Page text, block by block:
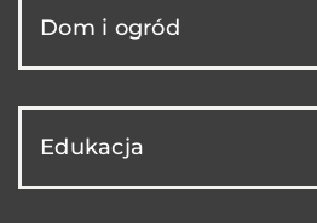
Dom i ogród
Edukacja